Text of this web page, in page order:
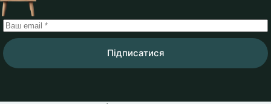
Підписатися